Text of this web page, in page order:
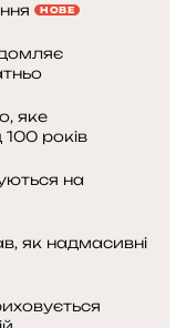
НОВЕ
яке
років
на
як надмасивні